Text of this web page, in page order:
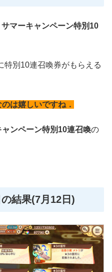
サマーキャンペーン特別10
特別10連召喚券がもらえる
は嬉しいですね．
ンペーン特別10連召喚の
結果(7月12日)